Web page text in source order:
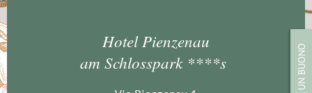
Hotel Pienzenau
am Schlosspark ****s